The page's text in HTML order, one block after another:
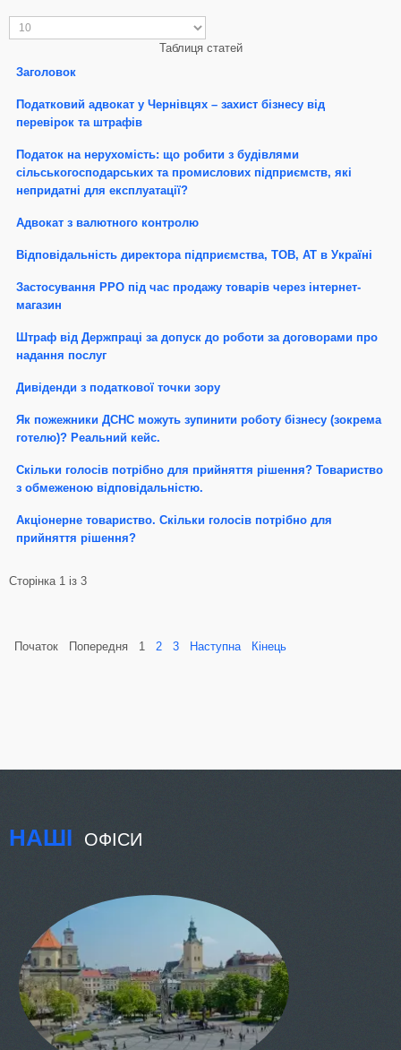
Таблиця статей
Заголовок
Податковий адвокат у Чернівцях – захист бізнесу від
перевірок та штрафів
Податок на нерухомість: що робити з будівлями
сільськогосподарських та промислових підприємств, які
непридатні для експлуатації?
Адвокат з валютного контролю
Відповідальність директора підприємства, ТОВ, АТ в Україні
Застосування РРО під час продажу товарів через інтернет-
магазин
Штраф від Держпраці за допуск до роботи за договорами про
надання послуг
Дивіденди з податкової точки зору
Як пожежники ДСНС можуть зупинити роботу бізнесу (зокрема
готелю)? Реальний кейс.
Скільки голосів потрібно для прийняття рішення? Товариство
з обмеженою відповідальністю.
Акціонерне товариство. Скільки голосів потрібно для
прийняття рішення?
Сторінка 1 із 3
Початок Попередня 1 2 3 Наступна Кінець
НАШІ ОФІСИ
КИЇВ